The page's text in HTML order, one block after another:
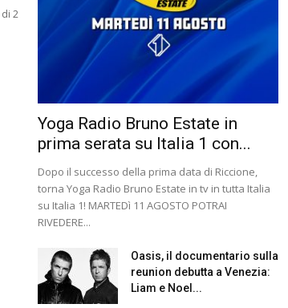
di 2
Yoga Radio Bruno Estate in
prima serata su Italia 1 con...
Dopo il successo della prima data di Riccione,
torna Yoga Radio Bruno Estate in tv in tutta Italia
su Italia 1! MARTEDì 11 AGOSTO POTRAI
RIVEDERE...
Oasis, il documentario sulla
reunion debutta a Venezia:
Liam e Noel...